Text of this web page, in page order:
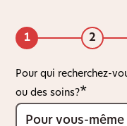
1 2
Pour qui recherchez-
ou des soins?